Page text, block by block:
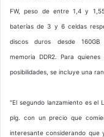
FW, peso de entre 1,4 y 1,55
baterías de 3 y 6 celdas
discos duros desde
memoria DDR2. Para quienes
posibilidades, se incluye una
"El segundo lanzamiento es el
plg. con un precio que
interesante considerando